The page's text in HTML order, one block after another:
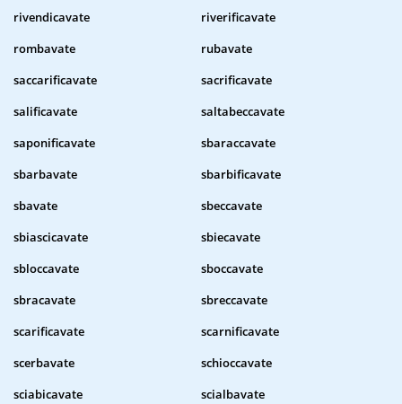
rivendicavate
riverificavate
rombavate
rubavate
saccarificavate
sacrificavate
salificavate
saltabeccavate
saponificavate
sbaraccavate
sbarbavate
sbarbificavate
sbavate
sbeccavate
sbiascicavate
sbiecavate
sbloccavate
sboccavate
sbracavate
sbreccavate
scarificavate
scarnificavate
scerbavate
schioccavate
sciabicavate
scialbavate